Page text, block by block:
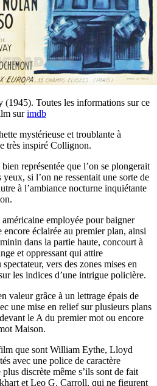
(1945). Toutes les informations sur ce
surimdb
mystérieuse et troublante à
très inspiré Collignon.
représentée que l’on se plongerait
si l’on ne ressentait une sorte de
à l’ambiance nocturne inquiétante
employée pour baigner
encore éclairée au premier plan, ainsi
dans la partie haute, concourt à
et oppressant qui attire
vers des zones mises en
les indices d’une intrigue policière.
valeur grâce à un lettrage épais de
une mise en relief sur plusieurs plans
le A du premier mot ou encore
Maison.
que sont William Eythe, Lloyd
avec une police de caractère
discrète même s’ils sont de fait
et Leo G. Carroll, qui ne figurent